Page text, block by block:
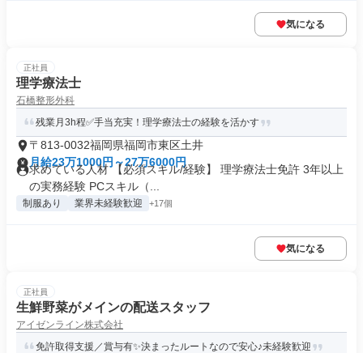
気になる
正社員
理学療法士
石橋整形外科
残業月3h程✅手当充実！理学療法士の経験を活かす
〒813-0032福岡県福岡市東区土井
月給23万1000円～27万6000円
求めている人材 【必須スキル/経験】 理学療法士免許 3年以上
の実務経験 PCスキル（...
制服あり 業界未経験歓迎 +17個
気になる
正社員
生鮮野菜がメインの配送スタッフ
アイゼンライン株式会社
免許取得支援／賞与有✨決まったルートなので安心♪未経験歓迎